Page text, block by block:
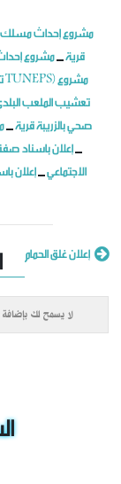
مشروع إحداث مسلك
قرية_مشروع
تعشيب الملعب البلدي
صحي بالزريبة قرية_
_إعلان باسناد
الاجتماعي_إعلان
إعلان غلق الحمام
لا يسمح لك